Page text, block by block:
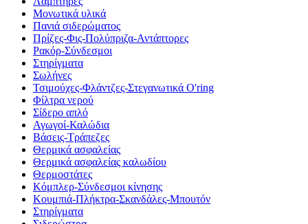
Μονωτικά υλικά
Πανιά σιδερώματος
Πρίζες-Φις-Πολύπριζα-Αντάπτορες
Ρακόρ-Σύνδεσμοι
Στηρίγματα
Σωλήνες
Τσιμούχες-Φλάντζες-Στεγανωτικά O'ring
Φίλτρα νερού
Σίδερο απλό
Αγωγοί-Καλώδια
Βάσεις-Τράπεζες
Θερμικά ασφαλείας
Θερμικά ασφαλείας καλωδίου
Θερμοστάτες
Κόμπλερ-Σύνδεσμοι κίνησης
Κουμπιά-Πλήκτρα-Σκανδάλες-Μπουτόν
Στηρίγματα